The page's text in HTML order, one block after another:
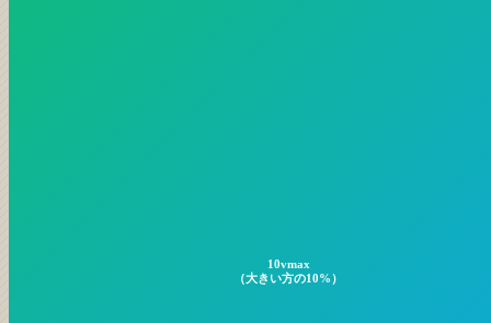
10vmax
（大きい方の10%）